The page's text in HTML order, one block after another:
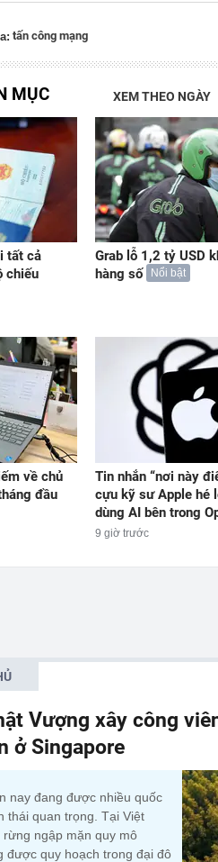
tấn công mạng
MỤC XEM THEO NGÀY
tất cả
chiếu
Grab lỗ 1,2 tỷ USD
hàng số
Nổi bật
về chủ
đầu
Tin nhắn “nơi này
cựu kỹ sư Apple hé
dùng AI bên trong
9 giờ trước
Vượng xây công
ở Singapore
nay đang được nhiều quốc
thái quan trọng. Tại Việt
rừng ngập mặn quy mô
được quy hoạch trong đại đô